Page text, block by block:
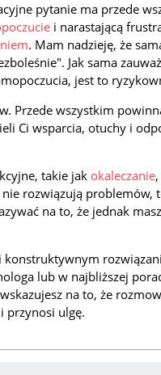
pytanie ma przede
i narastającą
. Mam nadzieję, że
Jak sama
jest to
Przede wszystkim
Ci wsparcia, otuchy i
takie jak okaleczanie,
rozwiązują problemów,
na to, że jednak
lub w najbliższej
na to, że
przynosi ulgę.